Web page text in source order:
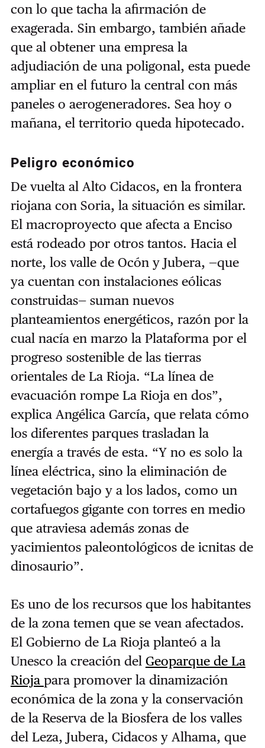
con lo que tacha la afirmación de
exagerada. Sin embargo, también añade
que al obtener una empresa la
adjudiación de una poligonal, esta puede
ampliar en el futuro la central con más
paneles o aerogeneradores. Sea hoy o
mañana, el territorio queda hipotecado.
Peligro económico
De vuelta al Alto Cidacos, en la frontera
riojana con Soria, la situación es similar.
El macroproyecto que afecta a Enciso
está rodeado por otros tantos. Hacia el
norte, los valle de Ocón y Jubera, —que
ya cuentan con instalaciones eólicas
construidas— suman nuevos
planteamientos energéticos, razón por la
cual nacía en marzo la Plataforma por el
progreso sostenible de las tierras
orientales de La Rioja. “La línea de
evacuación rompe La Rioja en dos”,
explica Angélica García, que relata cómo
los diferentes parques trasladan la
energía a través de esta. “Y no es solo la
línea eléctrica, sino la eliminación de
vegetación bajo y a los lados, como un
cortafuegos gigante con torres en medio
que atraviesa además zonas de
yacimientos paleontológicos de icnitas de
dinosaurio”.
Es uno de los recursos que los habitantes
de la zona temen que se vean afectados.
El Gobierno de La Rioja planteó a la
Unesco la creación del Geoparque de La
Rioja para promover la dinamización
económica de la zona y la conservación
de la Reserva de la Biosfera de los valles
del Leza, Jubera, Cidacos y Alhama, que